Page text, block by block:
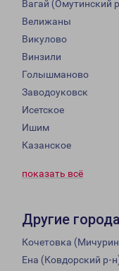
Вагай (Омутинский
Велижаны
Викулово
Винзили
Голышманово
Заводоуковск
Исетское
Ишим
Казанское
показать всё
Другие города
Кочетовка
Ена (Ковдорский р-